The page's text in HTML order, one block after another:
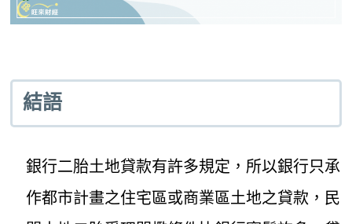
結語
銀行二胎土地貸款有許多規定，所以銀行只承
作都市計畫之住宅區或商業區土地之貸款，民